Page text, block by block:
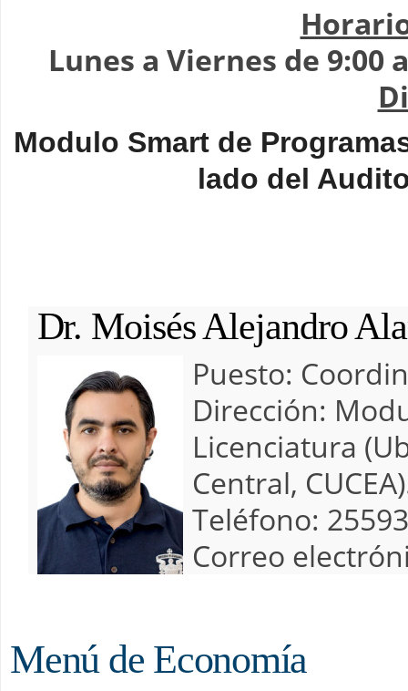
Lunes a Viernes de 9:00
Modulo Smart de
lado del
Dr. Moisés Alejandro
Puesto:
Dirección:
Licenciatura
Central,
Teléfono:
Correo
Menú de Economía